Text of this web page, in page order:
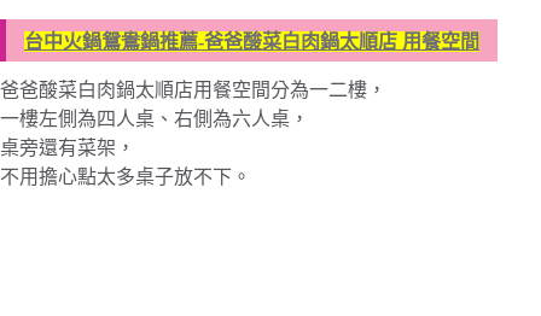
台中火鍋鴛鴦鍋推薦-爸爸酸菜白肉鍋太順店 用餐空間
爸爸酸菜白肉鍋太順店用餐空間分為一二樓，
一樓左側為四人桌、右側為六人桌，
桌旁還有菜架，
不用擔心點太多桌子放不下。